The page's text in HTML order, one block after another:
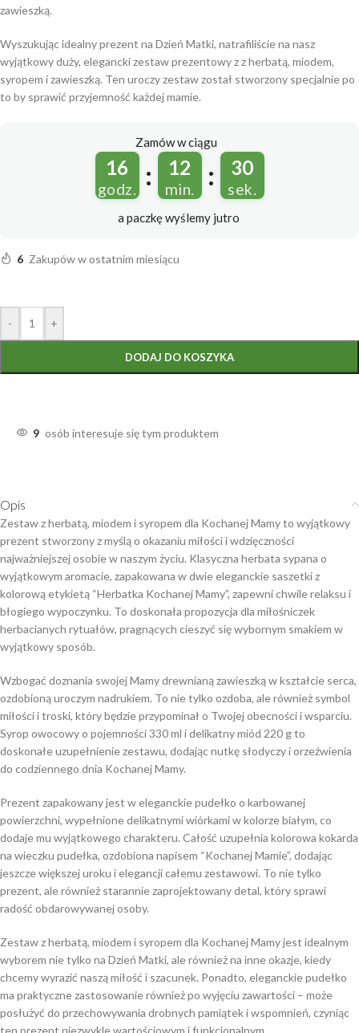
zawieszką.
Wyszukując idealny prezent na Dzień Matki, natrafiliście na nasz
wyjątkowy duży, elegancki zestaw prezentowy z z herbatą, miodem,
syropem i zawieszką. Ten uroczy zestaw został stworzony specjalnie po
to by sprawić przyjemność każdej mamie.
Zamów w ciągu
16
godz. : 12
min. : 29
sek.
a paczkę wyślemy jutro
6 Zakupów w ostatnim miesiącu
- +
DODAJ DO KOSZYKA
9 osób interesuje się tym produktem
Opis
Zestaw z herbatą, miodem i syropem dla Kochanej Mamy to wyjątkowy
prezent stworzony z myślą o okazaniu miłości i wdzięczności
najważniejszej osobie w naszym życiu. Klasyczna herbata sypana o
wyjątkowym aromacie, zapakowana w dwie eleganckie saszetki z
kolorową etykietą “Herbatka Kochanej Mamy”, zapewni chwile relaksu i
błogiego wypoczynku. To doskonała propozycja dla miłośniczek
herbacianych rytuałów, pragnących cieszyć się wybornym smakiem w
wyjątkowy sposób.
Wzbogać doznania swojej Mamy drewnianą zawieszką w kształcie serca,
ozdobioną uroczym nadrukiem. To nie tylko ozdoba, ale również symbol
miłości i troski, który będzie przypominał o Twojej obecności i wsparciu.
Syrop owocowy o pojemności 330 ml i delikatny miód 220 g to
doskonałe uzupełnienie zestawu, dodając nutkę słodyczy i orzeźwienia
do codziennego dnia Kochanej Mamy.
Prezent zapakowany jest w eleganckie pudełko o karbowanej
powierzchni, wypełnione delikatnymi wiórkami w kolorze białym, co
dodaje mu wyjątkowego charakteru. Całość uzupełnia kolorowa kokarda
na wieczku pudełka, ozdobiona napisem “Kochanej Mamie”, dodając
jeszcze większej uroku i elegancji całemu zestawowi. To nie tylko
prezent, ale również starannie zaprojektowany detal, który sprawi
radość obdarowywanej osoby.
Zestaw z herbatą, miodem i syropem dla Kochanej Mamy jest idealnym
wyborem nie tylko na Dzień Matki, ale również na inne okazje, kiedy
chcemy wyrazić naszą miłość i szacunek. Ponadto, eleganckie pudełko
ma praktyczne zastosowanie również po wyjęciu zawartości – może
posłużyć do przechowywania drobnych pamiątek i wspomnień, czyniąc
ten prezent niezwykle wartościowym i funkcjonalnym.